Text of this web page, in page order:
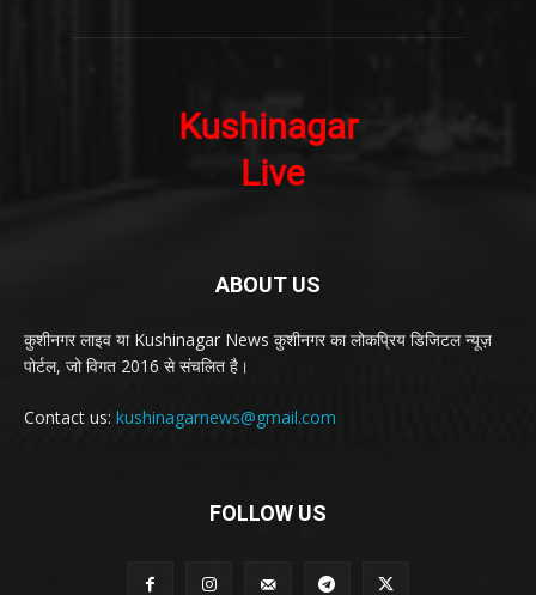
ABOUT US
कुशीनगर लाइव या Kushinagar News कुशीनगर का लोकप्रिय डिजिटल न्यूज़
पोर्टल, जो विगत 2016 से संचलित है।
Contact us: kushinagarnews@gmail.com
FOLLOW US